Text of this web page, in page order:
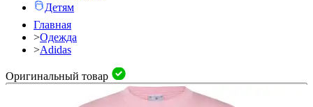
Детям
Главная
>Одежда
>Adidas
Оригинальный товар